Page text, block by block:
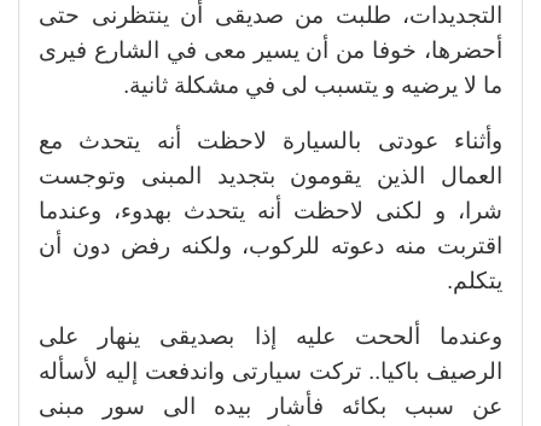
التجديدات، طلبت من صديقى أن ينتظرنى حتى
أحضرها، خوفا من أن يسير معى في الشارع فيرى
ما لا يرضيه و يتسبب لى في مشكلة ثانية.
وأثناء عودتى بالسيارة لاحظت أنه يتحدث مع
العمال الذين يقومون بتجديد المبنى وتوجست
شرا، و لكنى لاحظت أنه يتحدث بهدوء، وعندما
اقتربت منه دعوته للركوب، ولكنه رفض دون أن
يتكلم.
وعندما ألححت عليه إذا بصديقى ينهار على
الرصيف باكيا.. تركت سيارتى واندفعت إليه لأسأله
عن سبب بكائه فأشار بيده الى سور مبنى